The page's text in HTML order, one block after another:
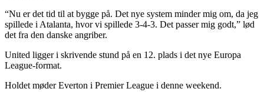
“Nu er det tid til at bygge på. Det nye system minder mig om, da jeg
spillede i Atalanta, hvor vi spillede 3-4-3. Det passer mig godt,” lød
det fra den danske angriber.
United ligger i skrivende stund på en 12. plads i det nye Europa
League-format.
Holdet møder Everton i Premier League i denne weekend.